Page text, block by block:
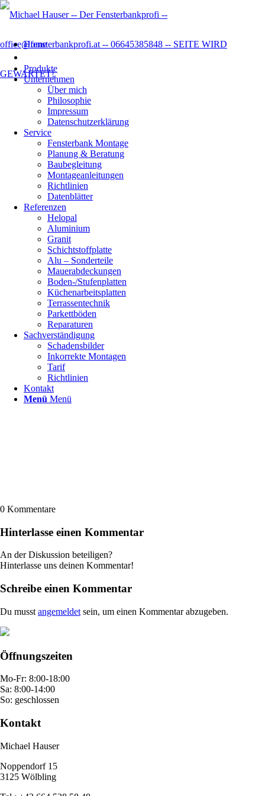
Home
Produkte
Unternehmen
Über mich
Philosophie
Impressum
Datenschutzer­klärung
Service
Fensterbank Montage
Planung & Beratung
Baubegleitung
Montageanleitungen
Richtlinien
Datenblätter
Referenzen
Helopal
Aluminium
Granit
Schichtstoffplatte
Alu – Sonderteile
Mauerabdeckungen
Boden-/Stufenplatten
Küchenarbeitsplatten
Terrassentechnik
Parkettböden
Reparaturen
Sachverständigung
Schadensbilder
Inkorrekte Montagen
Tarif
Richtlinien
Kontakt
Menü Menü
0 Kommentare
Hinterlasse einen Kommentar
An der Diskussion beteiligen?
Hinterlasse uns deinen Kommentar!
Schreibe einen Kommentar
Du musst angemeldet sein, um einen Kommentar abzugeben.
Öffnungszeiten
Mo-Fr: 8:00-18:00
Sa: 8:00-14:00
So: geschlossen
Kontakt
Michael Hauser
Noppendorf 15
3125 Wölbling